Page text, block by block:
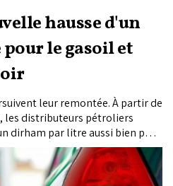
hausse d'un
le gasoil et
leur remontée. À partir de
les distributeurs pétroliers
dirham par litre aussi bien pour
(SSP), quelques semaines
entrée en vigueur à la mi-